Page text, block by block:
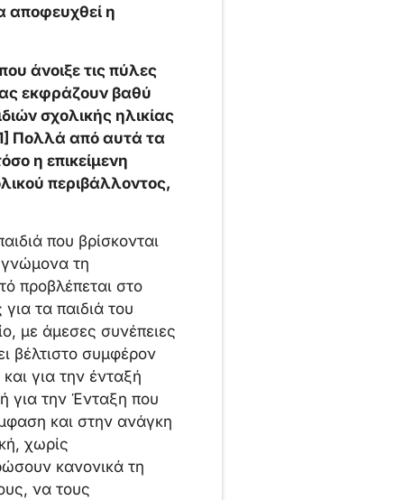
αποφευχθεί η
άνοιξε τις πύλες
εκφράζουν βαθύ
σχολικής ηλικίας
Πολλά από αυτά τα
η επικείμενη
περιβάλλοντος,
που βρίσκονται
γνώμονα τη
προβλέπεται στο
τα παιδιά του
με άμεσες συνέπειες
βέλτιστο συμφέρον
για την ένταξή
για την Ένταξη που
και στην ανάγκη
χωρίς
κανονικά τη
να τους